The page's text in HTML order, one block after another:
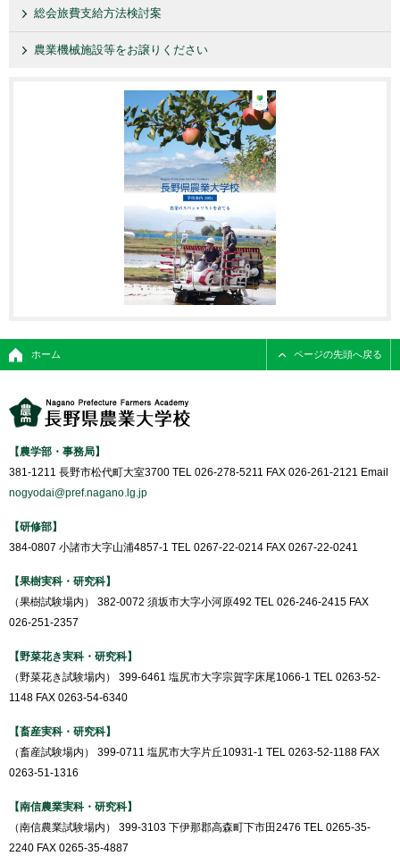
総会旅費支給方法検討案
農業機械施設等をお譲りください
ホーム ページの先頭へ戻る
【農学部・事務局】
381-1211 長野市松代町大室3700 TEL 026-278-5211 FAX 026-261-2121 Email
nogyodai@pref.nagano.lg.jp
【研修部】
384-0807 小諸市大字山浦4857-1 TEL 0267-22-0214 FAX 0267-22-0241
【果樹実科・研究科】
（果樹試験場内） 382-0072 須坂市大字小河原492 TEL 026-246-2415 FAX
026-251-2357
【野菜花き実科・研究科】
（野菜花き試験場内） 399-6461 塩尻市大字宗賀字床尾1066-1 TEL 0263-52-
1148 FAX 0263-54-6340
【畜産実科・研究科】
（畜産試験場内） 399-0711 塩尻市大字片丘10931-1 TEL 0263-52-1188 FAX
0263-51-1316
【南信農業実科・研究科】
（南信農業試験場内） 399-3103 下伊那郡高森町下市田2476 TEL 0265-35-
2240 FAX 0265-35-4887